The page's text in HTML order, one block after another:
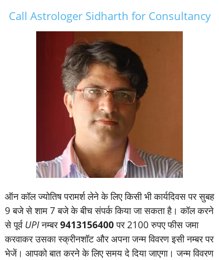
Call Astrologer Sidharth for Consultancy
ऑन कॉल ज्‍योतिष परामर्श लेने के लिए किसी भी कार्यदिवस पर सुबह
9 बजे से शाम 7 बजे के बीच संपर्क किया जा सकता है। कॉल करने
से पूर्वUPIनम्‍बर9413156400पर 2100 रुपए फीस जमा
करवाकर उसका स्‍क्रीनशॉट और अपना जन्‍म विवरण इसी नम्‍बर पर
भेजें। आपको बात करने के लिए समय दे दिया जाएगा। जन्‍म विवरण